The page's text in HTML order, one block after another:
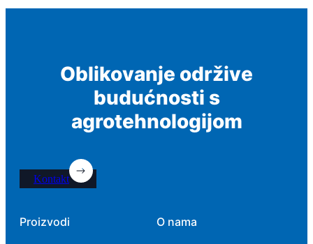
Oblikovanje održive
budućnosti s
agrotehnologijom
Kontakt
Proizvodi O nama